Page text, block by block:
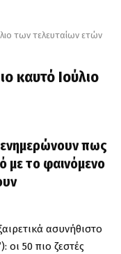
των τελευταίων ετών
καυτό Ιούλιο
πως
με το φαινόμενο
ασυνήθιστο
οι 50 πιο ζεστές